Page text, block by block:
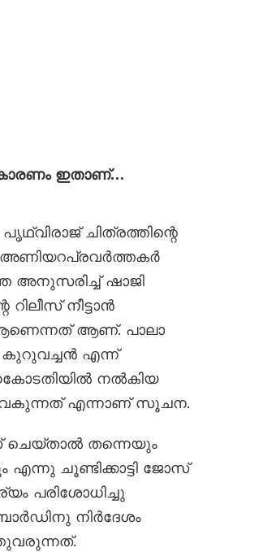
കാരണം ഇതാണ്…
ചിത്രത്തിന്റെ
അണിയറപ്രവർത്തകർ
അനുസരിച്ച് ഷാജി
നീട്ടാൻ
ആണെന്നത് ആണ്. പാലാ
കുറുവച്ചൻ എന്ന്
നൽകിയ
വൈകുന്നത് എന്നാണ് സൂചന.
ചെയ്താൽ തന്നെയും
ചൂണ്ടിക്കാട്ടി ജോസ്
പരിശോധിച്ചു
നിർദേശം